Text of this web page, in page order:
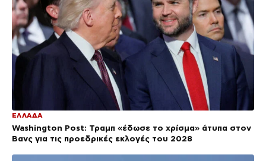
ΕΛΛΑΔΑ
Washington Post: Τραμπ «έδωσε το χρίσμα» άτυπα στον
Βανς για τις προεδρικές εκλογές του 2028